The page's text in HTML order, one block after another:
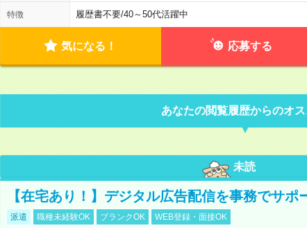
特徴 履歴書不要/40～50代活躍中
気になる！ 応募する
あなたの閲覧履歴からのオス
未読
【在宅あり！】デジタル広告配信を事務でサポ
派遣 職種未経験OK ブランクOK WEB登録・面接OK